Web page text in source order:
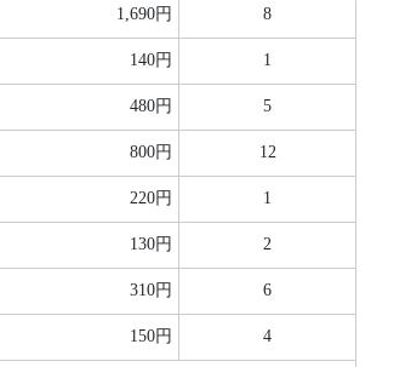
1,690円 8
140円 1
480円 5
800円 12
220円 1
130円 2
310円 6
150円 4